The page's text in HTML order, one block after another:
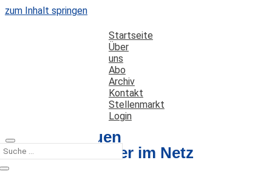
zum Inhalt springen
Startseite
Über
uns
Abo
Archiv
Kontakt
Stellenmarkt
Login
Bots, die neuen
Meinungsmacher im Netz